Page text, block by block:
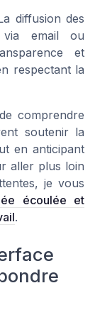
diffusion des
via email ou
et
respectant la
comprendre
soutenir la
en anticipant
aller plus loin
je vous
écoulée et
.